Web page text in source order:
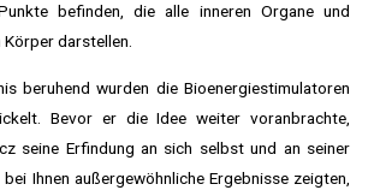
befinden, die alle inneren Organe und
Körper darstellen.
beruhend wurden die Bioenergiestimulatoren
Bevor er die Idee weiter voranbrachte,
seine Erfindung an sich selbst und an seiner
Ihnen außergewöhnliche Ergebnisse zeigten,